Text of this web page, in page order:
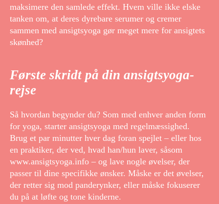
maksimere den samlede effekt. Hvem ville ikke elske
tanken om, at deres dyrebare serumer og cremer
sammen med ansigtsyoga gør meget mere for ansigtets
skønhed?
Første skridt på din ansigtsyoga-
rejse
Så hvordan begynder du? Som med enhver anden form
for yoga, starter ansigtsyoga med regelmæssighed.
Brug et par minutter hver dag foran spejlet – eller hos
en praktiker, der ved, hvad han/hun laver, såsom
www.ansigtsyoga.info – og lave nogle øvelser, der
passer til dine specifikke ønsker. Måske er det øvelser,
der retter sig mod panderynker, eller måske fokuserer
du på at løfte og tone kinderne.